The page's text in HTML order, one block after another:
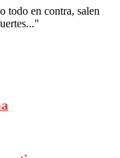
todo en contra, salen